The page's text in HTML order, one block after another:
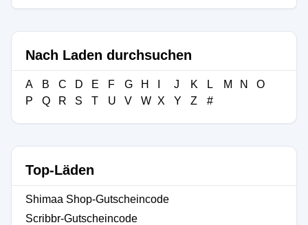
Nach Laden durchsuchen
A B C D E F G H J K L M N
O
P
Q R S T U V W X Y Z #
Top-Läden
Shimaa Shop-Gutscheincode
Scribbr-Gutscheincode